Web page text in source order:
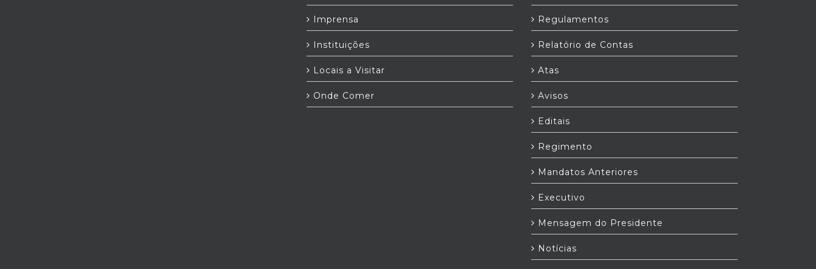
Imprensa
Instituições
Locais a Visitar
Onde Comer
Regulamentos
Relatório de Contas
Atas
Avisos
Editais
Regimento
Mandatos Anteriores
Executivo
Mensagem do Presidente
Notícias